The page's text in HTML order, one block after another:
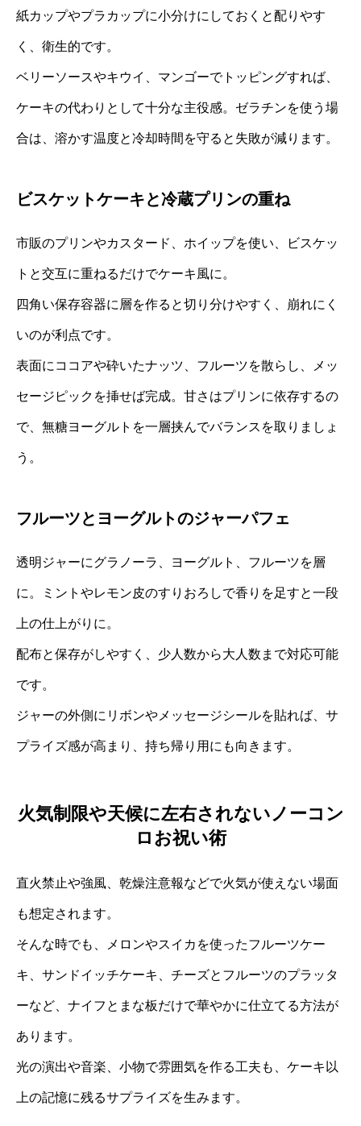
紙カップやプラカップに小分けにしておくと配りやす
く、衛生的です。
ベリーソースやキウイ、マンゴーでトッピングすれば、
ケーキの代わりとして十分な主役感。ゼラチンを使う場
合は、溶かす温度と冷却時間を守ると失敗が減ります。
ビスケットケーキと冷蔵プリンの重ね
市販のプリンやカスタード、ホイップを使い、ビスケッ
トと交互に重ねるだけでケーキ風に。
四角い保存容器に層を作ると切り分けやすく、崩れにく
いのが利点です。
表面にココアや砕いたナッツ、フルーツを散らし、メッ
セージピックを挿せば完成。甘さはプリンに依存するの
で、無糖ヨーグルトを一層挟んでバランスを取りましょ
う。
フルーツとヨーグルトのジャーパフェ
透明ジャーにグラノーラ、ヨーグルト、フルーツを層
に。ミントやレモン皮のすりおろしで香りを足すと一段
上の仕上がりに。
配布と保存がしやすく、少人数から大人数まで対応可能
です。
ジャーの外側にリボンやメッセージシールを貼れば、サ
プライズ感が高まり、持ち帰り用にも向きます。
火気制限や天候に左右されないノーコン
ロお祝い術
直火禁止や強風、乾燥注意報などで火気が使えない場面
も想定されます。
そんな時でも、メロンやスイカを使ったフルーツケー
キ、サンドイッチケーキ、チーズとフルーツのプラッタ
ーなど、ナイフとまな板だけで華やかに仕立てる方法が
あります。
光の演出や音楽、小物で雰囲気を作る工夫も、ケーキ以
上の記憶に残るサプライズを生みます。